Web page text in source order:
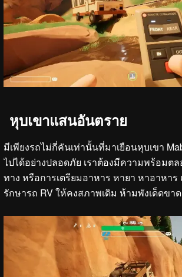
หุบเขาแสนอันตราย
มีเพียงรถไม่กี่คันเท่านั้นที่มาเยือนหุบเขา
ไปได้อย่างปลอดภัย เราต้องมีความพร้อมตล
ทาง หรือการเตรียมอาหาร หายา หาอาหา
รักษารถ RV ให้คงสภาพเดิม ห้ามพังเด็ดขาด